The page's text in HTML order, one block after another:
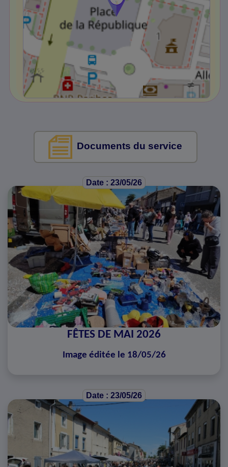
Documents du service
Date : 23/05/26
FÊTES DE MAI 2026
Image éditée le 18/05/26
Date : 23/05/26